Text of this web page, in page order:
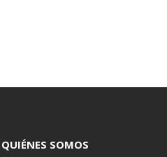
QUIÉNES SOMOS